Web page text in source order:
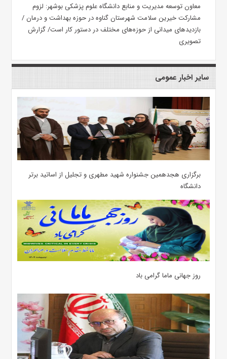
معاون توسعه مدیریت و منابع دانشگاه علوم پزشکی بوشهر: لزوم
مشارکت خیرین سلامت شهرستان گناوه در حوزه بهداشت و درمان /
بازدیدهای میدانی از حوزه‌های مختلف در دستور کار است/ گزارش
تصویری
سایر اخبار عمومی
برگزاری هجدهمین جشنواره شهید مطهری و تجلیل از اساتید برتر
دانشگاه
روز جهانی ماما گرامی باد